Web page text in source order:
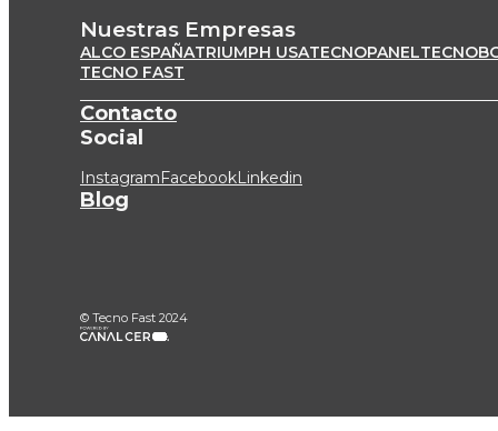
Nuestras Empresas
ALCO ESPAÑATRIUMPH USATECNOPANEL
TECNO FAST
Contacto
Social
InstagramFacebookLinkedin
Blog
© Tecno Fast 2024